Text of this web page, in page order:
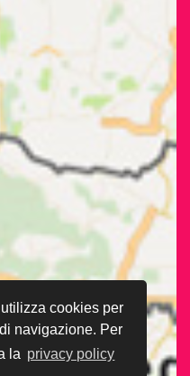
cookies per
navigazione. Per
la privacy policy